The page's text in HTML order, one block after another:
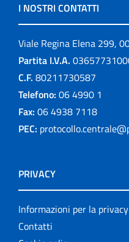
I NOSTRI CONTATTI
Viale Regina Elena 299,
Partita I.V.A.
C.F. 80211730587
Telefono: 06 4990 1
Fax: 06 4938 7118
PEC:
PRIVACY
Informazioni per la privacy
Contatti